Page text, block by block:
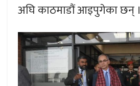
अघि काठमाडौं आइपुगेका छन् ।